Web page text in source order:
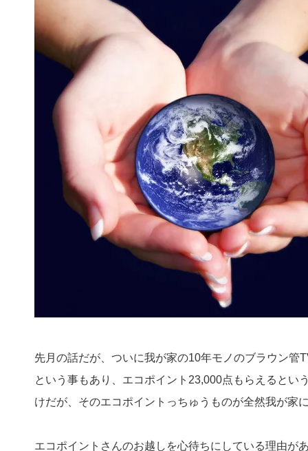
先月の話だが、ついに我が家の10年モノのブラウン管
という事もあり、エコポイント23,000点もらえるとい
けだが、そのエコポイントっちゅうものが全然我が家
エコポイントさんのお越しを心待ちにしている理由が